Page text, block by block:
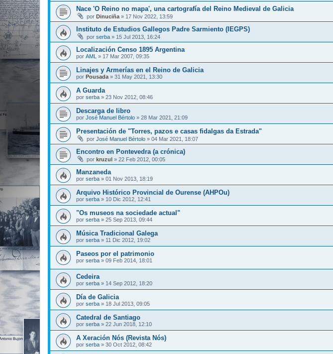
Nace 'O Reino no mapa', una cartografía del Reino Medieval de Galicia
por Dinuciña » 17 Nov 2022, 13:59
Instituto de Estudios Gallegos Padre Sarmiento (IEGPS)
por serba » 15 Jul 2013, 16:24
Localización Censo 1895 Argentina
por AML » 17 Mar 2007, 09:35
Linajes y Armerías en el Reino de Galicia
por Pousada » 31 May 2021, 13:30
A Guarda
por serba » 23 Nov 2012, 08:46
Descarga de libro
por José Manuel Bértolo » 28 Mar 2021, 21:09
Presentación de "Torres, pazos e casas fidalgas da Estrada"
por José Manuel Bértolo » 04 Mar 2021, 18:07
Encontro en Pontevedra (a crónica)
por kruzul » 22 Feb 2012, 00:05
Manzaneda
por serba » 01 Nov 2013, 18:19
Arquivo Histórico Provincial de Ourense (AHPOu)
por serba » 10 Dic 2012, 12:41
"Os museos na sociedade actual"
por serba » 25 Sep 2013, 09:44
Música Tradicional Galega
por serba » 11 Dic 2012, 19:02
Paseos por el patrimonio
por serba » 09 Feb 2014, 18:01
Cedeira
por serba » 14 Sep 2012, 18:20
Día de Galicia
por serba » 18 Jul 2013, 09:05
Catedral de Santiago
por serba » 22 Jun 2018, 12:10
A Xeración Nós (Revista Nós)
por serba » 30 Oct 2012, 08:42